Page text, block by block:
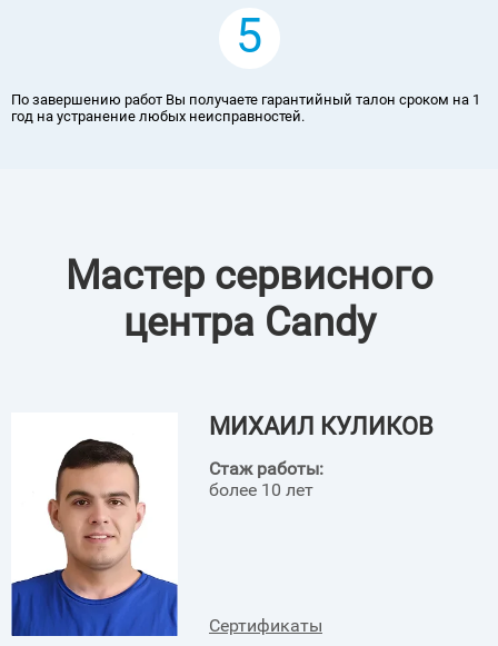
5
По завершению работ Вы получаете гарантийный талон сроком на 1
год на устранение любых неисправностей.
Мастер сервисного
центра Candy
МИХАИЛ КУЛИКОВ
Стаж работы:
более 10 лет
Сертификаты